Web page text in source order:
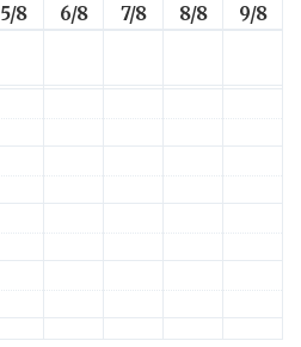
5/8
6/8
7/8
8/8
9/8